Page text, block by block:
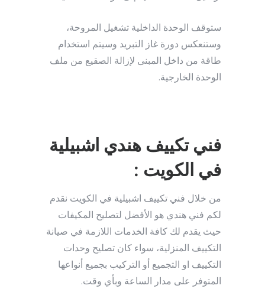
ستوقف الوحدة الداخلية تشغيل المروحة،
وستنعكس دورة غاز التبريد وسيتم استخدام
طاقة من داخل المبنى لإزالة الصقيع من ملف
الوحدة الخارجية.
فني تكييف هندي اشبيلية
في الكويت :
من خلال فني تكييف اشبيلية في الكويت نقدم
لكم فني هندي هو الأفضل لتصليح المكيفات
حيث يقدم لك كافة الخدمات اللازمة في صيانة
التكييف المنزلية، سواء كان تصليح وحدات
التكييف او التجميع أو التركيب بجميع أنواعها
المتوفر على مدار الساعة وبأي وقت.